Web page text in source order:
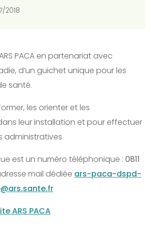
2018
PACA en partenariat avec
d’un guichet unique pour les
santé.
les orienter et les
leur installation et pour effectuer
administratives
est un numéro téléphonique : 0811
mail dédiée ars-paca-dspd-
ARS PACA